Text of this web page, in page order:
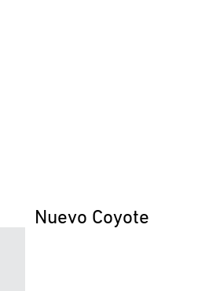
Nuevo Coyote